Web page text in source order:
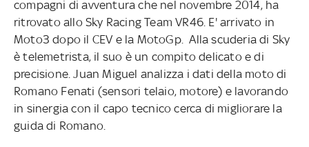
compagni di avventura che nel novembre 2014, ha
ritrovato allo Sky Racing Team VR46. E' arrivato in
Moto3 dopo il CEV e la MotoGp. Alla scuderia di Sky
è telemetrista, il suo è un compito delicato e di
precisione. Juan Miguel analizza i dati della moto di
Romano Fenati (sensori telaio, motore) e lavorando
in sinergia con il capo tecnico cerca di migliorare la
guida di Romano.